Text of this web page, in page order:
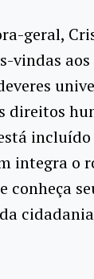
geral,
vindas
direitos
integra o
conheça